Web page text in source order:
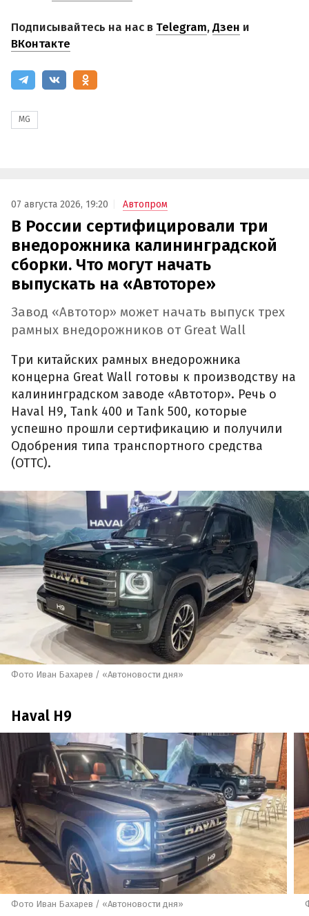
Подписывайтесь на нас в Telegram,Дзен и
ВКонтакте
MG
07 августа 2026, 19:20 Автопром
В России сертифицировали три
внедорожника калининградской
сборки. Что могут начать
выпускать на «Автоторе»
Завод «Автотор» может начать выпуск трех
рамных внедорожников от Great Wall
Три китайских рамных внедорожника
концерна Great Wall готовы к производству на
калининградском заводе «Автотор». Речь о
Haval H9, Tank 400 и Tank 500, которые
успешно прошли сертификацию и получили
Одобрения типа транспортного средства
(ОТТС).
Фото Иван Бахарев / «Автоновости дня»
Haval H9
Фото Иван Бахарев / «Автоновости дня»